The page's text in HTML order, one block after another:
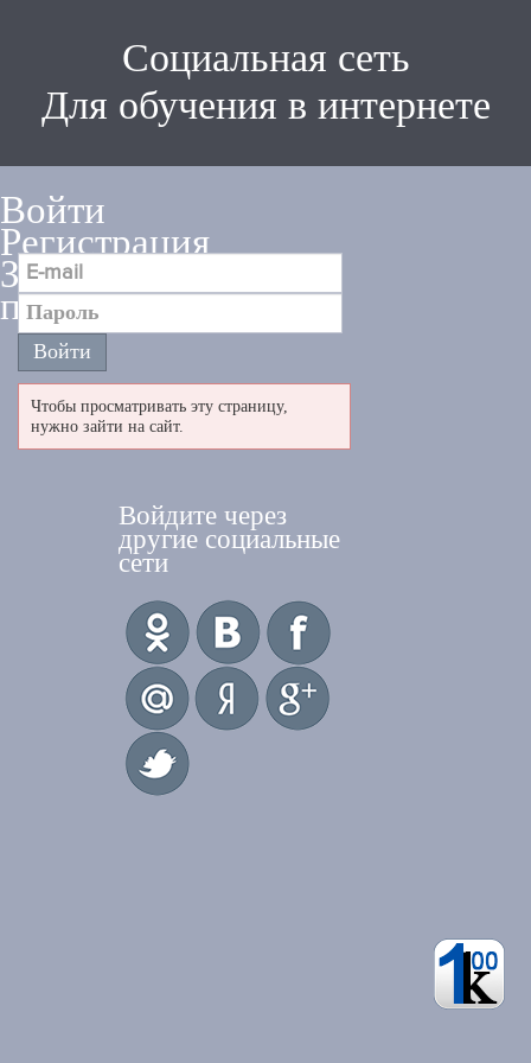
Социальная сеть
Для обучения в интернете
Войти
Регистрация
Забыли
пароль
Чтобы просматривать эту страницу,
нужно зайти на сайт.
Войдите через
другие социальные
сети